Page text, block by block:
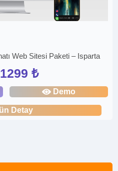
Web Sitesi Paketi – Isparta
1299 ₺
Demo
Detay